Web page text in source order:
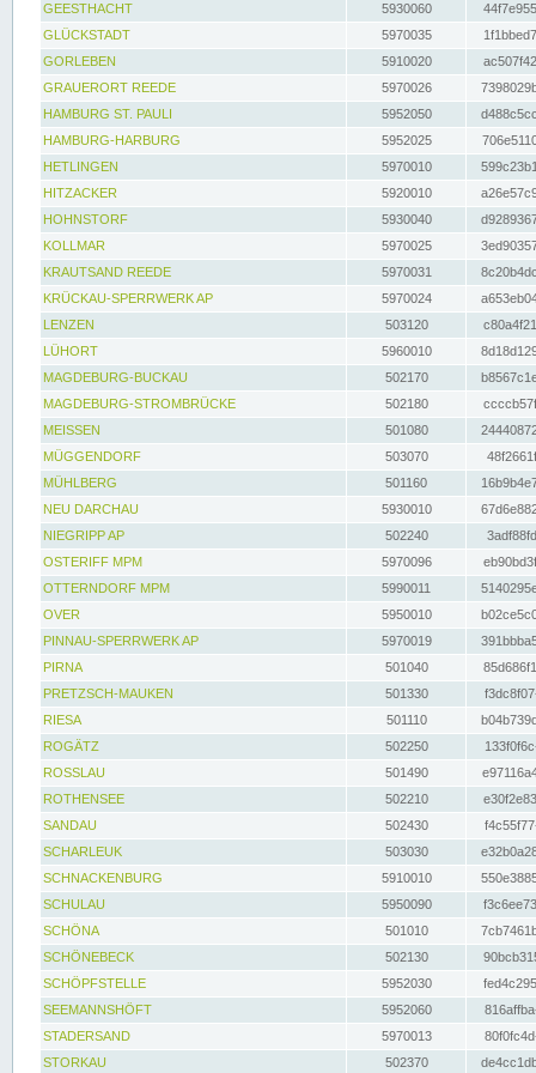
GEESTHACHT 5930060
GLÜCKSTADT
5970035
GORLEBEN
5910020
GRAUERORT REEDE
5970026
HAMBURG ST. PAULI
5952050
HAMBURG-HARBURG
5952025
HETLINGEN
5970010
HITZACKER
5920010
HOHNSTORF
5930040
KOLLMAR
5970025
KRAUTSAND REEDE
5970031
KRÜCKAU-SPERRWERK AP
5970024
LENZEN
503120
LÜHORT
5960010
MAGDEBURG-BUCKAU
502170
MAGDEBURG-STROMBRÜCKE
502180
MEISSEN
501080
MÜGGENDORF
503070
MÜHLBERG
501160
NEU DARCHAU
5930010
NIEGRIPP AP
502240
OSTERIFF MPM
5970096
OTTERNDORF MPM
5990011
OVER
5950010
PINNAU-SPERRWERK AP
5970019
PIRNA
501040
PRETZSCH-MAUKEN
501330
RIESA
501110
ROGÄTZ
502250
ROSSLAU
501490
ROTHENSEE
502210
SANDAU
502430
SCHARLEUK
503030
SCHNACKENBURG
5910010
SCHULAU
5950090
SCHÖNA
501010
SCHÖNEBECK
502130
SCHÖPFSTELLE
5952030
SEEMANNSHÖFT
5952060
STADERSAND
5970013
STORKAU
502370